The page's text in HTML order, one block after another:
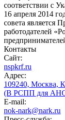
соответствии с
16 апреля 2014
совета является
работодателей
Контакты
Сайт:
nspkrf.ru
Адрес:
109240, Москва,
(В РСПП для
E-mail:
nok-nark@nark.ru